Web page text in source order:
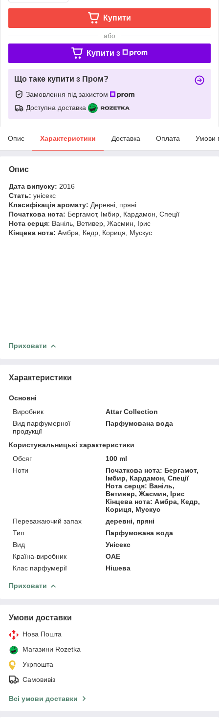
Купити
або
Купити з
Що таке купити з Пром?
Замовлення під захистом
Доступна доставка
Опис Характеристики Доставка Оплата Умови
Опис
Дата випуску: 2016
Стать: унісекс
Класифікація аромату: Деревні, пряні
Початкова нота: Бергамот, Імбир, Кардамон, Спеції
Нота серця: Ваніль, Ветивер, Жасмин, Ірис
Кінцева нота: Амбра, Кедр, Кориця, Мускус
Приховати
Характеристики
Основні
Виробник
Attar Collection
Вид парфумерної
продукції
Парфумована вода
Користувальницькі характеристики
Обсяг
100 ml
Ноти
Початкова нота: Бергамот,
Імбир, Кардамон, Спеції
Нота серця: Ваніль,
Ветивер, Жасмин, Ірис
Кінцева нота: Амбра, Кедр,
Кориця, Мускус
Переважаючий запах
деревні, пряні
Тип
Парфумована вода
Вид
Унісекс
Країна-виробник
ОАЕ
Клас парфумерії
Нішева
Приховати
Умови доставки
Нова Пошта
Магазини Rozetka
Укрпошта
Самовивіз
Всі умови доставки